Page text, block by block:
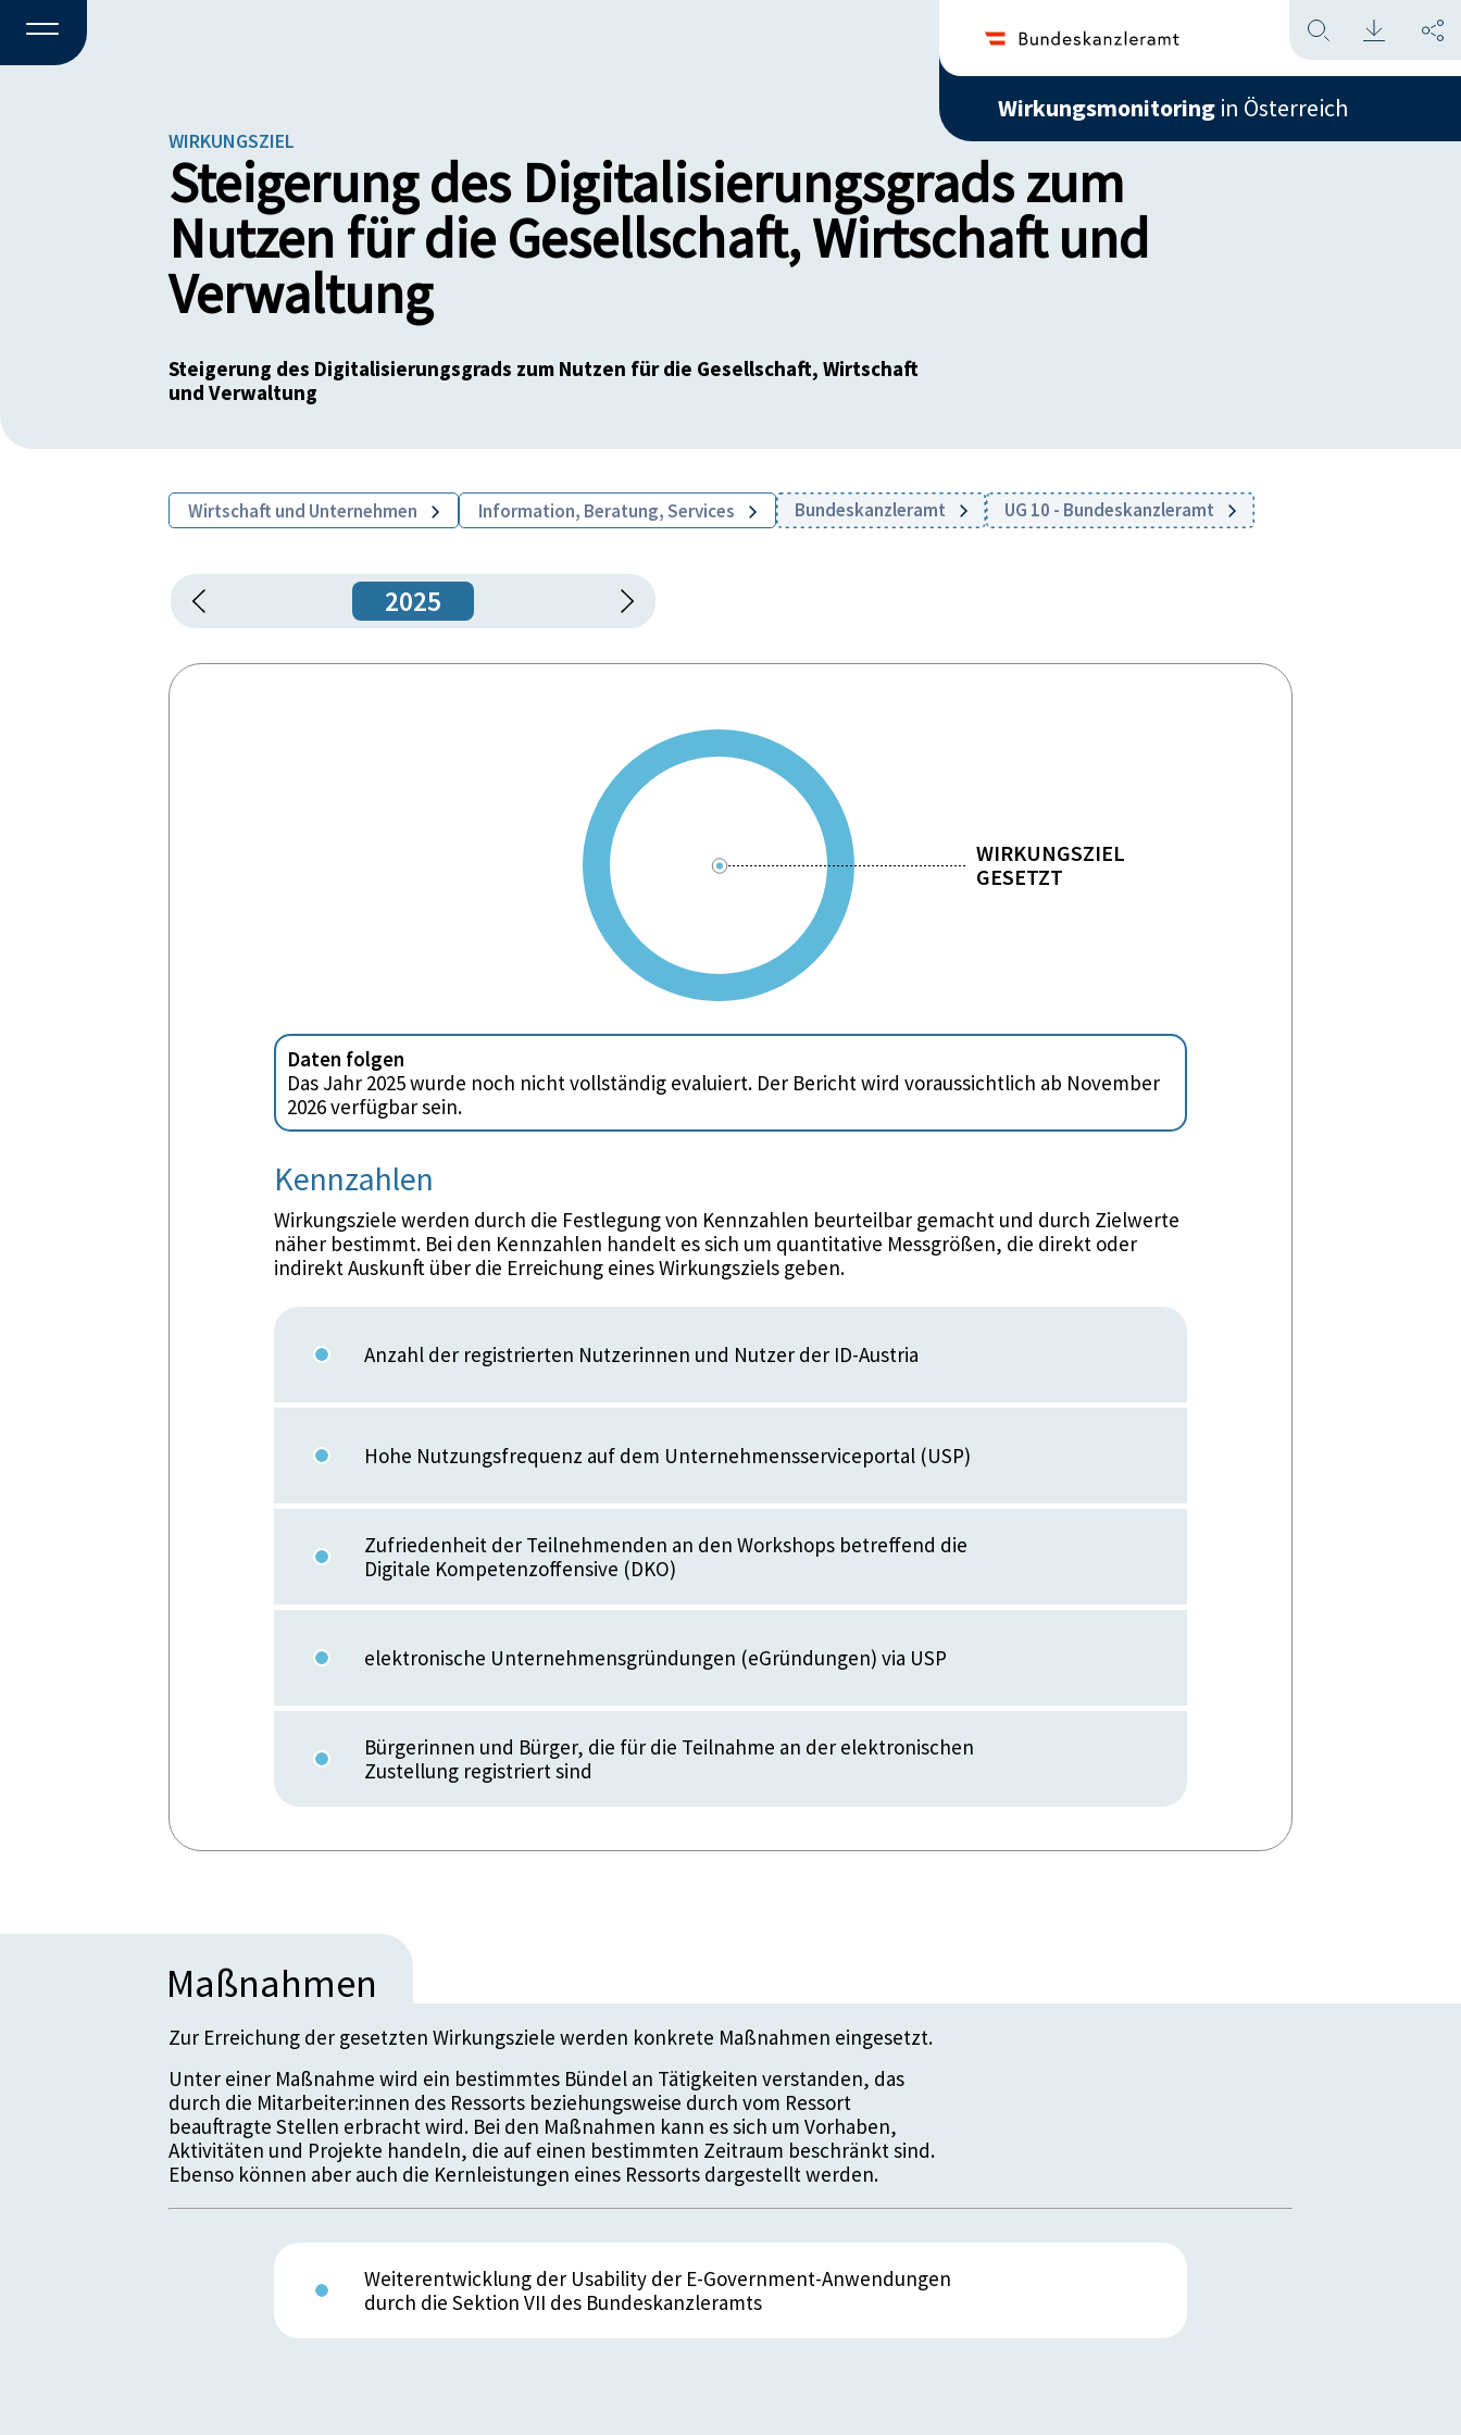
Wirkungsmonitoring in Österreich
WIRKUNGSZIEL
Steigerung des Digitalisierungsgrads zum
Nutzen für die Gesellschaft, Wirtschaft und
Verwaltung
Steigerung des Digitalisierungsgrads zum Nutzen für die Gesellschaft, Wirtschaft
und Verwaltung
Wirtschaft und Unternehmen Information, Beratung, Services Bundeskanzleramt UG 10 - Bundeskanzleramt
2025
WIRKUNGSZIEL
GESETZT
Daten folgen
Das Jahr 2025 wurde noch nicht vollständig evaluiert. Der Bericht wird voraussichtlich ab November
2026 verfügbar sein.
Kennzahlen
Wirkungsziele werden durch die Festlegung von Kennzahlen beurteilbar gemacht und durch Zielwerte
näher bestimmt. Bei den Kennzahlen handelt es sich um quantitative Messgrößen, die direkt oder
indirekt Auskunft über die Erreichung eines Wirkungsziels geben.
Anzahl der registrierten Nutzerinnen und Nutzer der ID-Austria
Hohe Nutzungsfrequenz auf dem Unternehmensserviceportal (USP)
Zufriedenheit der Teilnehmenden an den Workshops betreffend die
Digitale Kompetenzoffensive (DKO)
elektronische Unternehmensgründungen (eGründungen) via USP
Bürgerinnen und Bürger, die für die Teilnahme an der elektronischen
Zustellung registriert sind
Maßnahmen
Zur Erreichung der gesetzten Wirkungsziele werden konkrete Maßnahmen eingesetzt.
Unter einer Maßnahme wird ein bestimmtes Bündel an Tätigkeiten verstanden, das
durch die Mitarbeiter:innen des Ressorts beziehungsweise durch vom Ressort
beauftragte Stellen erbracht wird. Bei den Maßnahmen kann es sich um Vorhaben,
Aktivitäten und Projekte handeln, die auf einen bestimmten Zeitraum beschränkt sind.
Ebenso können aber auch die Kernleistungen eines Ressorts dargestellt werden.
Weiterentwicklung der Usability der E-Government-Anwendungen
durch die Sektion VII des Bundeskanzleramts